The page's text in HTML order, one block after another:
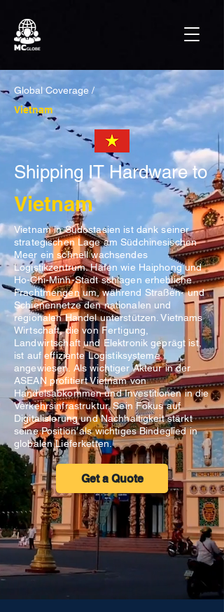
Global Coverage /
Vietnam
Shipping IT Hardware to
Vietnam
Vietnam in Südostasien ist dank seiner
strategischen Lage am Südchinesischen
Meer ein schnell wachsendes
Logistikzentrum. Häfen wie Haiphong und
Ho-Chi-Minh-Stadt schlagen erhebliche
Frachtmengen um, während Straßen- und
Schienennetze den nationalen und
regionalen Handel unterstützen. Vietnams
Wirtschaft, die von Fertigung,
Landwirtschaft und Elektronik geprägt ist,
ist auf effiziente Logistiksysteme
angewiesen. Als wichtiger Akteur in der
ASEAN profitiert Vietnam von
Handelsabkommen und Investitionen in die
Verkehrsinfrastruktur. Sein Fokus auf
Digitalisierung und Nachhaltigkeit stärkt
seine Position als wichtiges Bindeglied in
globalen Lieferketten.
Get a Quote